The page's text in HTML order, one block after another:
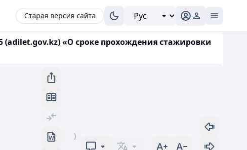
Старая версия сайта
(adilet.gov.kz) «О сроке прохождения стажировки